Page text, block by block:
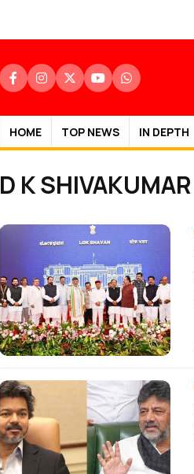
HOME TOP NEWS IN DEPTH
D K SHIVAKUMAR